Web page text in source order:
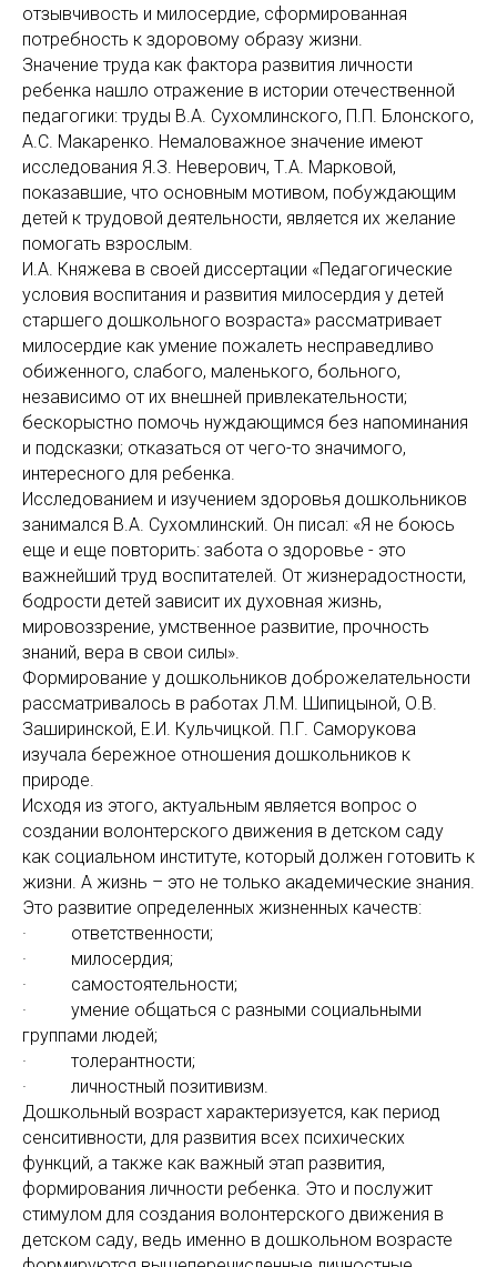
отзывчивость и милосердие, сформированная
потребность к здоровому образу жизни.
Значение труда как фактора развития личности
ребенка нашло отражение в истории отечественной
педагогики: труды В.А. Сухомлинского, П.П. Блонского,
А.С. Макаренко. Немаловажное значение имеют
исследования Я.З. Неверович, Т.А. Марковой,
показавшие, что основным мотивом, побуждающим
детей к трудовой деятельности, является их желание
помогать взрослым.
И.А. Княжева в своей диссертации «Педагогические
условия воспитания и развития милосердия у детей
старшего дошкольного возраста» рассматривает
милосердие как умение пожалеть несправедливо
обиженного, слабого, маленького, больного,
независимо от их внешней привлекательности;
бескорыстно помочь нуждающимся без напоминания
и подсказки; отказаться от чего-то значимого,
интересного для ребенка.
Исследованием и изучением здоровья дошкольников
занимался В.А. Сухомлинский. Он писал: «Я не боюсь
еще и еще повторить: забота о здоровье - это
важнейший труд воспитателей. От жизнерадостности,
бодрости детей зависит их духовная жизнь,
мировоззрение, умственное развитие, прочность
знаний, вера в свои силы».
Формирование у дошкольников доброжелательности
рассматривалось в работах Л.М. Шипицыной, О.В.
Заширинской, Е.И. Кульчицкой. П.Г. Саморукова
изучала бережное отношения дошкольников к
природе.
Исходя из этого, актуальным является вопрос о
создании волонтерского движения в детском саду
как социальном институте, который должен готовить к
жизни. А жизнь – это не только академические знания.
Это развитие определенных жизненных качеств:
· ответственности;
· милосердия;
· самостоятельности;
· умение общаться с разными социальными
группами людей;
· толерантности;
· личностный позитивизм.
Дошкольный возраст характеризуется, как период
сенситивности, для развития всех психических
функций, а также как важный этап развития,
формирования личности ребенка. Это и послужит
стимулом для создания волонтерского движения в
детском саду, ведь именно в дошкольном возрасте